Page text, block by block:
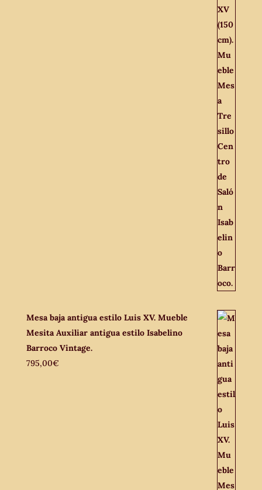
Mesa baja antigua estilo Luis XV. Mueble
Mesita Auxiliar antigua estilo Isabelino
Barroco Vintage.
795,00€